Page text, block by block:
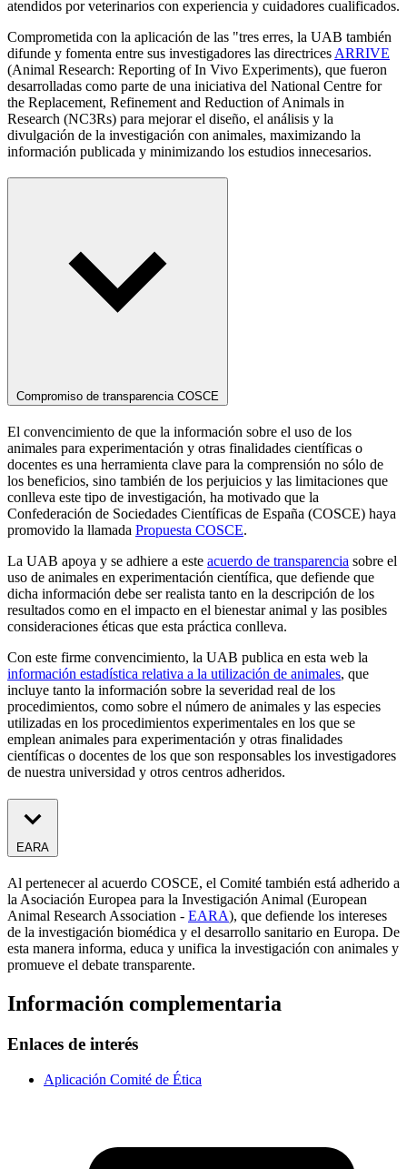
atendidos por veterinarios con experiencia y cuidadores cualificados.
Comprometida con la aplicación de las "tres erres, la UAB también
difunde y fomenta entre sus investigadores las directrices ARRIVE
(Animal Research: Reporting of In Vivo Experiments), que fueron
desarrolladas como parte de una iniciativa del National Centre for
the Replacement, Refinement and Reduction of Animals in
Research (NC3Rs) para mejorar el diseño, el análisis y la
divulgación de la investigación con animales, maximizando la
información publicada y minimizando los estudios innecesarios.
Compromiso de transparencia COSCE
El convencimiento de que la información sobre el uso de los
animales para experimentación y otras finalidades científicas o
docentes es una herramienta clave para la comprensión no sólo de
los beneficios, sino también de los perjuicios y las limitaciones que
conlleva este tipo de investigación, ha motivado que la
Confederación de Sociedades Científicas de España (COSCE) haya
promovido la llamada Propuesta COSCE.
La UAB apoya y se adhiere a este acuerdo de transparencia sobre el
uso de animales en experimentación científica, que defiende que
dicha información debe ser realista tanto en la descripción de los
resultados como en el impacto en el bienestar animal y las posibles
consideraciones éticas que esta práctica conlleva.
Con este firme convencimiento, la UAB publica en esta web la
información estadística relativa a la utilización de animales, que
incluye tanto la información sobre la severidad real de los
procedimientos, como sobre el número de animales y las especies
utilizadas en los procedimientos experimentales en los que se
emplean animales para experimentación y otras finalidades
científicas o docentes de los que son responsables los investigadores
de nuestra universidad y otros centros adheridos.
EARA
Al pertenecer al acuerdo COSCE, el Comité también está adherido a
la Asociación Europea para la Investigación Animal (European
Animal Research Association - EARA), que defiende los intereses
de la investigación biomédica y el desarrollo sanitario en Europa. De
esta manera informa, educa y unifica la investigación con animales y
promueve el debate transparente.
Información complementaria
Enlaces de interés
Aplicación Comité de Ética